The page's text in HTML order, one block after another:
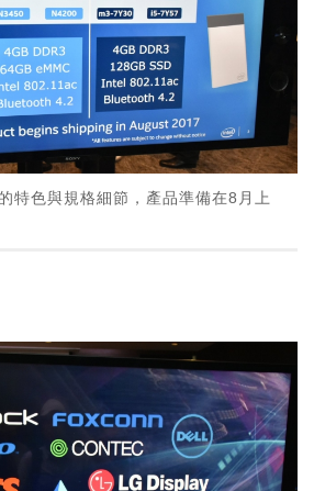
特色與規格細節，產品準備在8月上